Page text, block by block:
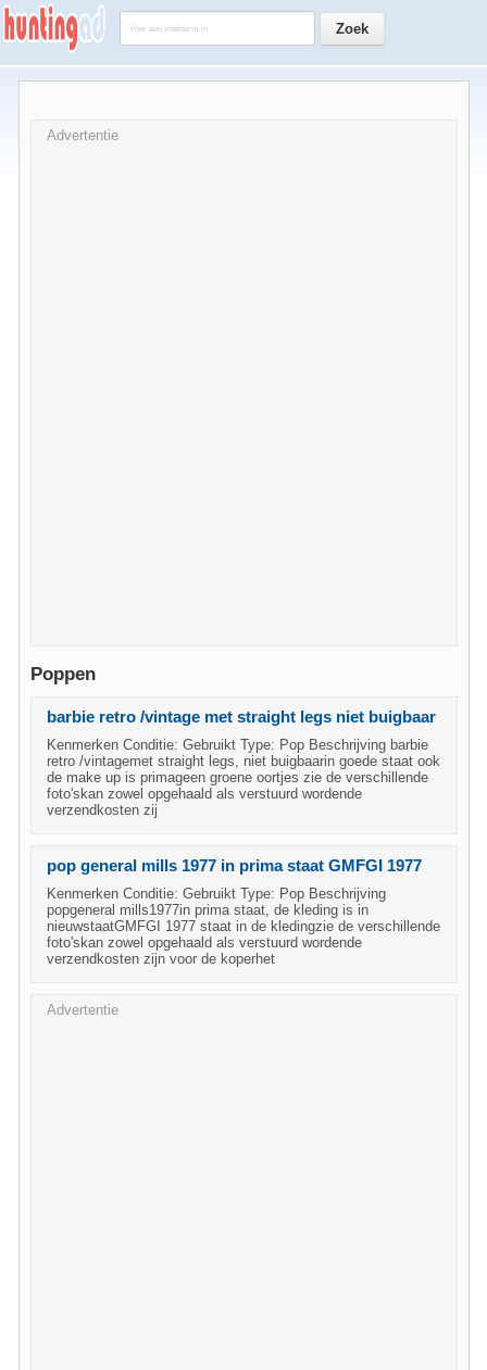
Advertentie
Poppen
barbie retro /vintage met straight legs niet buigbaar
Kenmerken Conditie: Gebruikt Type: Pop Beschrijving barbie
retro /vintagemet straight legs, niet buigbaarin goede staat ook
de make up is primageen groene oortjes zie de verschillende
foto'skan zowel opgehaald als verstuurd wordende
verzendkosten zij
pop general mills 1977 in prima staat GMFGI 1977
Kenmerken Conditie: Gebruikt Type: Pop Beschrijving
popgeneral mills1977in prima staat, de kleding is in
nieuwstaatGMFGI 1977 staat in de kledingzie de verschillende
foto'skan zowel opgehaald als verstuurd wordende
verzendkosten zijn voor de koperhet
Advertentie